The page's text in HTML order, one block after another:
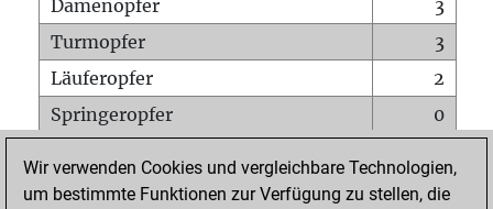
Damenopfer
3
Turmopfer
3
Läuferopfer
2
Springeropfer
0
Matt auf vollem Brett
0
Wir verwenden Cookies und vergleichbare Technologien,
um bestimmte Funktionen zur Verfügung zu stellen, die